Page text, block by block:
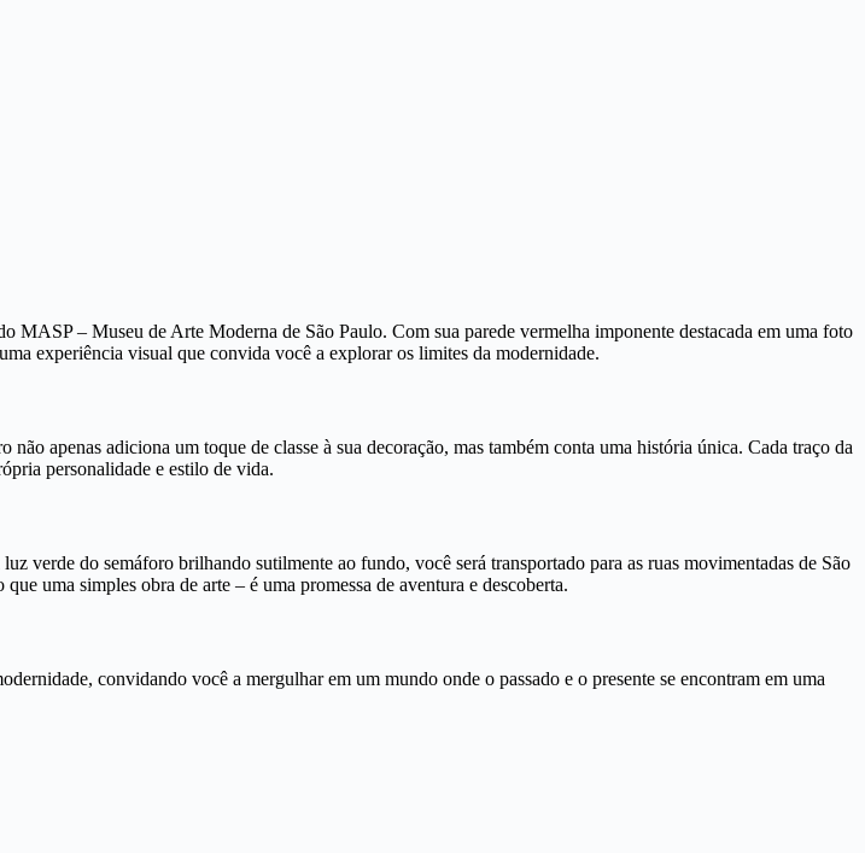
MASP – Museu de Arte Moderna de São Paulo. Com sua parede vermelha imponente destacada em uma foto
experiência visual que convida você a explorar os limites da modernidade.
apenas adiciona um toque de classe à sua decoração, mas também conta uma história única. Cada traço da
personalidade e estilo de vida.
verde do semáforo brilhando sutilmente ao fundo, você será transportado para as ruas movimentadas de São
uma simples obra de arte – é uma promessa de aventura e descoberta.
convidando você a mergulhar em um mundo onde o passado e o presente se encontram em uma